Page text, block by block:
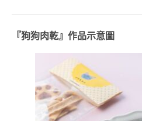
CANDLES
INSTRUCTOR
COURSE)
LATTE ART
JSA LATTE ART 講師
證書課程 (LATTE ART
『狗狗肉乾』 作品示意圖